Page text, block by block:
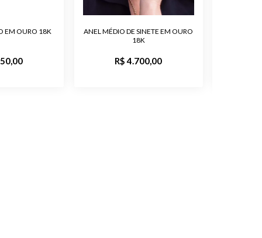
EM OURO 18K
ANEL MÉDIO DE SINETE EM OURO
18K
R$ 4.700,00